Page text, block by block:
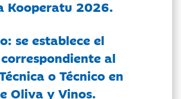
Kooperatu 2026.
se establece el
al
o Técnico en
Oliva y Vinos.